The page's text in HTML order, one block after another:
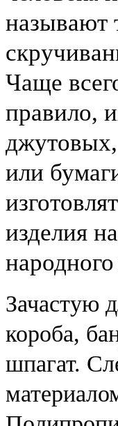
называют
Чаще
правило,
или
изделия
Зачастую
короба,
шпагат.